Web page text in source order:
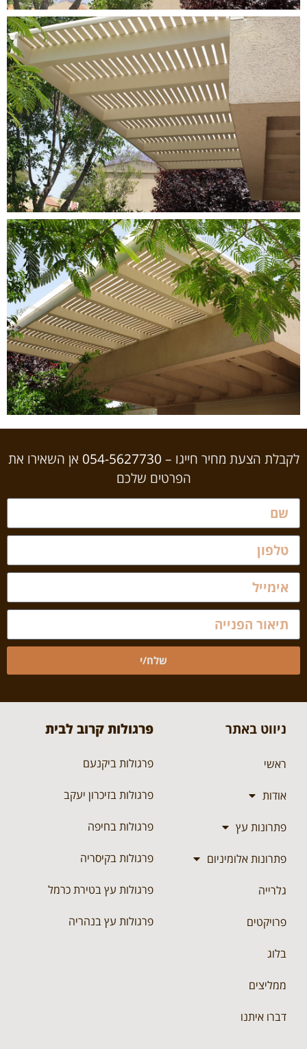
לקבלת הצעת מחיר חייגו –
אן השאירו את
הפרטים שלכם
שלח/י
ניווט באתר
ראשי
אודות
פתרונות עץ
פתרונות אלומיניום
גלרייה
פרויקטים
בלוג
ממליצים
דברו איתנו
פרגולות קרוב לבית
פרגולות ביקנעם
פרגולות בזיכרון יעקב
פרגולות בחיפה
פרגולות בקיסריה
פרגולות עץ בטירת כרמל
פרגולות עץ בנהריה